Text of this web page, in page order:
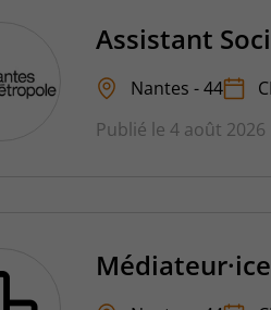
Assistant
Nantes - 44
Publié le 4 août 2026